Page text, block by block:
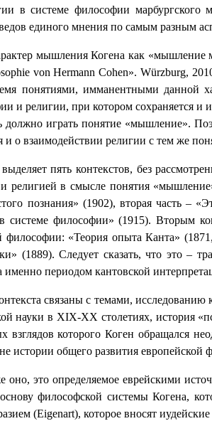
в системе философии марбургского
единого мнения по самым разным
мышления Когена как
von Hermann Cohen».Würzburg,
понятиями, имманентными данной
и религии, при котором сохраняется и
играть понятие «мышление».
о взаимодействии религии с тем же
пять контекстов, без
религией в смысле понятия
познания» (1902), вторая часть –
системе философии» (1915). Вторым
философии: «Теория опыта Канта»
(1889). Следует сказать, что это –
именно периодом кантовской
связаны с темами,
науки в XIX-XXстолетиях, история
взглядов которого Коген обращался
истории общего развития
оно, это определяемое еврейскими
философской системы Когена,
(Eigenart), которое вносят